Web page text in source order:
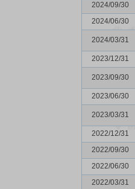
2024/09/30
2024/06/30
2024/03/31
2023/12/31
2023/09/30
2023/06/30
2023/03/31
2022/12/31
2022/09/30
2022/06/30
2022/03/31